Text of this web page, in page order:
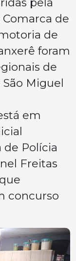
de
de
foram
de
Miguel
em
de Polícia
Freitas
concurso